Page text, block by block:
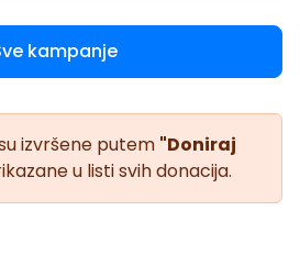
kampanje
izvršene putem "Doniraj
u listi svih donacija.